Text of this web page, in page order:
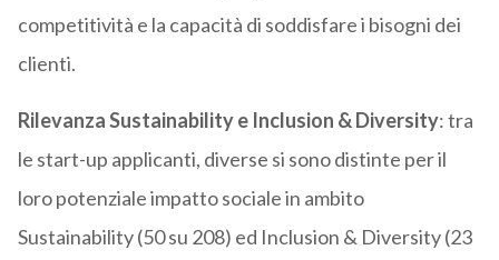
competitività e la capacità di soddisfare i bisogni dei
clienti.
Rilevanza Sustainability e Inclusion & Diversity: tra
le start-up applicanti, diverse si sono distinte per il
loro potenziale impatto sociale in ambito
Sustainability (50 su 208) ed Inclusion & Diversity (23